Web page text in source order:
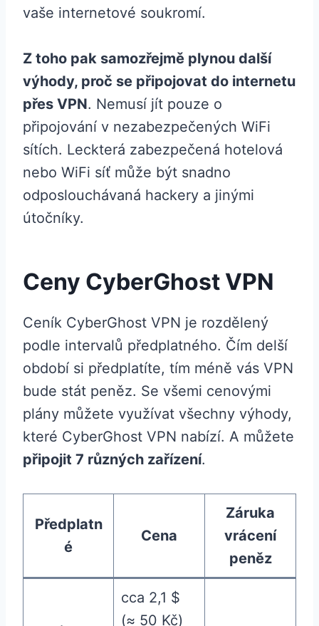
vaše internetové soukromí.
Z toho pak samozřejmě plynou další
výhody, proč se připojovat do internetu
přes VPN. Nemusí jít pouze o
připojování v nezabezpečených WiFi
sítích. Leckterá zabezpečená hotelová
nebo WiFi síť může být snadno
odposlouchávaná hackery a jinými
útočníky.
Ceny CyberGhost VPN
Ceník CyberGhost VPN je rozdělený
podle intervalů předplatného. Čím delší
období si předplatíte, tím méně vás VPN
bude stát peněz. Se všemi cenovými
plány můžete využívat všechny výhody,
které CyberGhost VPN nabízí. A můžete
připojit 7 různých zařízení.
Předplatn
é
Cena
Záruka
vrácení
peněz
cca 2,1 $
(≈ 50 Kč)